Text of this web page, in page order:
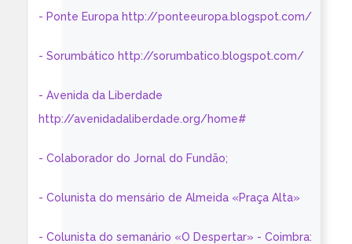
- Ponte Europa http://ponteeuropa.blogspot.com/
- Sorumbático http://sorumbatico.blogspot.com/
- Avenida da Liberdade
http://avenidadaliberdade.org/home#
- Colaborador do Jornal do Fundão;
- Colunista do mensário de Almeida «Praça Alta»
- Colunista do semanário «O Despertar» - Coimbra: